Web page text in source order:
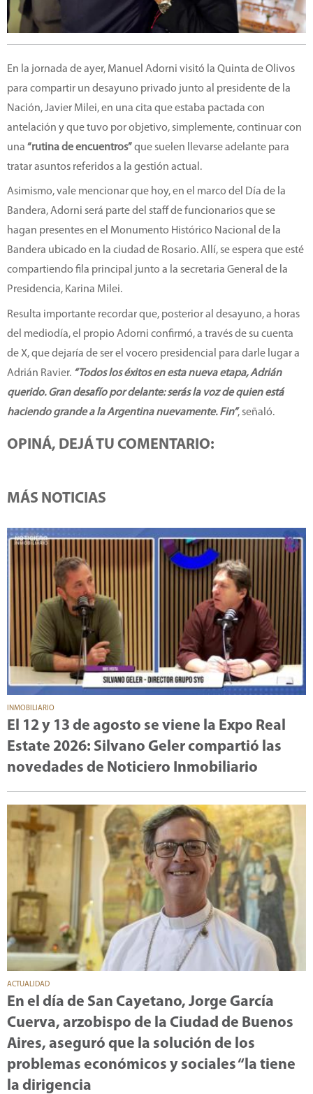
En la jornada de ayer, Manuel Adorni visitó la Quinta de Olivos
para compartir un desayuno privado junto al presidente de la
Nación, Javier Milei, en una cita que estaba pactada con
antelación y que tuvo por objetivo, simplemente, continuar con
una “rutina de encuentros”que suelen llevarse adelante para
tratar asuntos referidos a la gestión actual.
Asimismo, vale mencionar que hoy, en el marco del Día de la
Bandera, Adorni será parte del staff de funcionarios que se
hagan presentes en el Monumento Histórico Nacional de la
Bandera ubicado en la ciudad de Rosario. Allí, se espera que esté
compartiendo fila principal junto a la secretaria General de la
Presidencia, Karina Milei.
Resulta importante recordar que, posterior al desayuno, a horas
del mediodía, el propio Adorni confirmó, a través de su cuenta
de X, que dejaría de ser el vocero presidencial para darle lugar a
Adrián Ravier. “Todos los éxitos en esta nueva etapa, Adrián
querido. Gran desafío por delante: serás la voz de quien está
haciendo grande a la Argentina nuevamente. Fin”, señaló.
OPINÁ, DEJÁ TU COMENTARIO:
MÁS NOTICIAS
INMOBILIARIO
El 12 y 13 de agosto se viene la Expo Real
Estate 2026: Silvano Geler compartió las
novedades de Noticiero Inmobiliario
ACTUALIDAD
En el día de San Cayetano, Jorge García
Cuerva, arzobispo de la Ciudad de Buenos
Aires, aseguró que la solución de los
problemas económicos y sociales “la tiene
la dirigencia